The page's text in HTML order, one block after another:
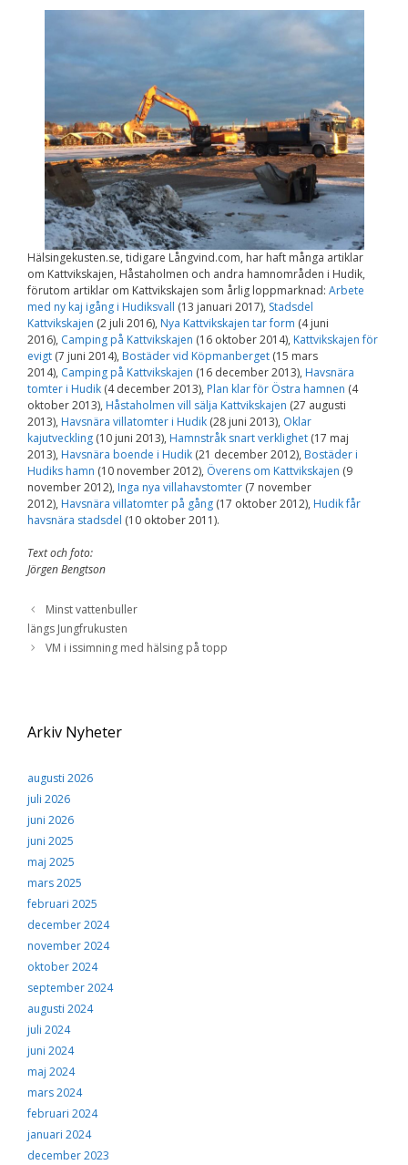
Hälsingekusten.se, tidigare Långvind.com, har haft många artiklar
om Kattvikskajen, Håstaholmen och andra hamnområden i Hudik,
förutom artiklar om Kattvikskajen som årlig loppmarknad: Arbete
med ny kaj igång i Hudiksvall (13 januari 2017), Stadsdel
Kattvikskajen (2 juli 2016), Nya Kattvikskajen tar form (4 juni
2016), Camping på Kattvikskajen (16 oktober 2014), Kattvikskajen för
evigt (7 juni 2014), Bostäder vid Köpmanberget (15 mars
2014), Camping på Kattvikskajen (16 december 2013), Havsnära
tomter i Hudik (4 december 2013), Plan klar för Östra hamnen (4
oktober 2013), Håstaholmen vill sälja Kattvikskajen (27 augusti
2013), Havsnära villatomter i Hudik (28 juni 2013), Oklar
kajutveckling (10 juni 2013), Hamnstråk snart verklighet (17 maj
2013), Havsnära boende i Hudik (21 december 2012), Bostäder i
Hudiks hamn (10 november 2012), Överens om Kattvikskajen (9
november 2012), Inga nya villahavstomter (7 november
2012), Havsnära villatomter på gång (17 oktober 2012), Hudik får
havsnära stadsdel (10 oktober 2011).
Text och foto:
Jörgen Bengtson
Minst vattenbuller
längs Jungfrukusten
VM i issimning med hälsing på topp
Arkiv Nyheter
augusti 2026
juli 2026
juni 2026
juni 2025
maj 2025
mars 2025
februari 2025
december 2024
november 2024
oktober 2024
september 2024
augusti 2024
juli 2024
juni 2024
maj 2024
mars 2024
februari 2024
januari 2024
december 2023
nekar de här
från
hemsidan.
Marknadsföring
Genom att dela med
dig av dina intressen
och ditt beteende när
du surfar ökar du
chansen att få se
personligt anpassat
innehåll och
erbjudanden.